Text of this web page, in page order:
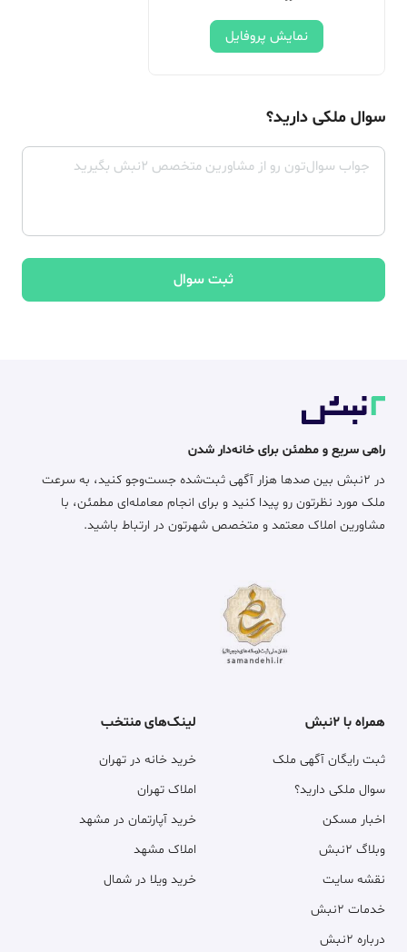
نمایش پروفایل
سوال ملکی دارید؟
ثبت سوال
راهی سریع و مطمئن برای خانه‌دار شدن
در ۲نبش بین صدها هزار آگهی ثبت‌شده جست‌وجو کنید، به سرعت
ملک مورد نظرتون رو پیدا کنید و برای انجام معامله‌ای مطمئن، با
مشاورین املاک معتمد و متخصص شهرتون در ارتباط باشید.
همراه با ۲نبش
ثبت رایگان آگهی ملک
سوال ملکی دارید؟
اخبار مسکن
وبلاگ ۲نبش
نقشه سایت
خدمات ۲نبش
درباره ۲نبش
لینک‌های منتخب
خرید خانه در تهران
املاک تهران
خرید آپارتمان در مشهد
املاک مشهد
خرید ویلا در شمال